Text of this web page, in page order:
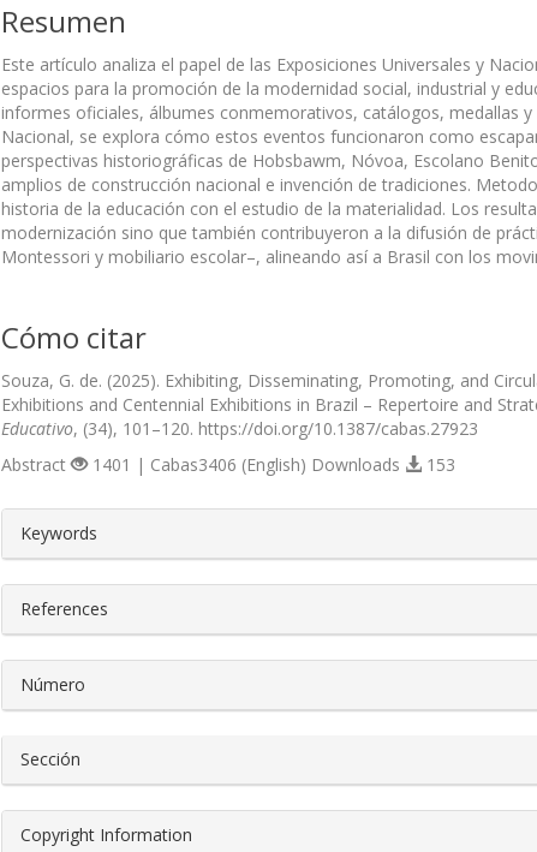
Resumen
Este artículo analiza el papel de las Exposiciones Universales y
espacios para la promoción de la modernidad social, industrial y
informes oficiales, álbumes conmemorativos, catálogos, medallas
Nacional, se explora cómo estos eventos funcionaron como
perspectivas historiográficas de Hobsbawm, Nóvoa, Escolano
amplios de construcción nacional e invención de tradiciones.
historia de la educación con el estudio de la materialidad. Los
modernización sino que también contribuyeron a la difusión de
Montessori y mobiliario escolar–, alineando así a Brasil con los
Cómo citar
Souza, G. de. (2025). Exhibiting, Disseminating, Promoting, and
Exhibitions and Centennial Exhibitions in Brazil – Repertoire and
Educativo, (34), 101–120. https://doi.org/10.1387/cabas.27923
Abstract 1401 | Cabas3406 (English) Downloads 153
Keywords
References
Número
Sección
Copyright Information